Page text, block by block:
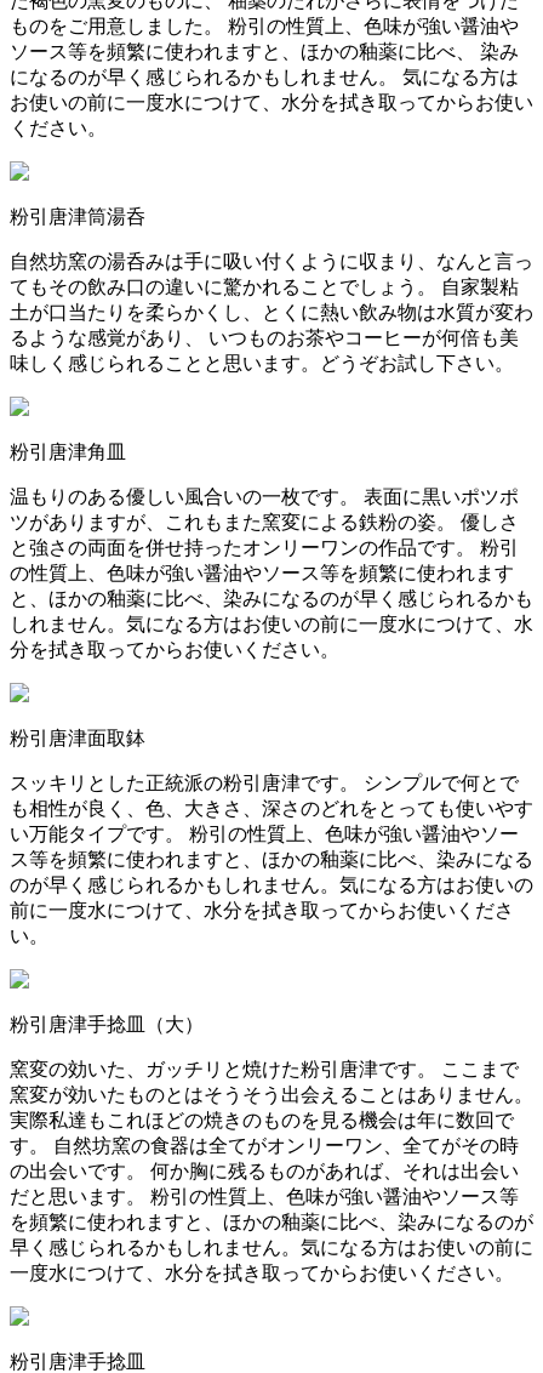
ものをご用意しました。
粉引の性質上、色味が強い醤油や
ソース等を頻繁に使われますと、ほかの釉薬に比べ、 染み
になるのが早く感じられるかもしれません。 気になる方は
お使いの前に一度水につけて、水分を拭き取ってからお使い
ください。
粉引唐津筒湯呑
自然坊窯の湯呑みは手に吸い付くように収まり、 なんと言っ
てもその飲み口の違いに驚かれることでしょう。
自家製粘
土が口当たりを柔らかくし、
とくに熱い飲み物は水質が変わ
るような感覚があり、 いつものお茶やコーヒーが何倍も美
味しく感じられることと思います。
どうぞお試し下さい。
粉引唐津角皿
温もりのある優しい風合いの一枚です。
表面に黒いポツポ
ツがありますが、これもまた窯変による鉄粉の姿。
優しさ
と強さの両面を併せ持ったオンリーワンの作品です。
粉引
の性質上、色味が強い醤油やソース等を頻繁に使われます
と、ほかの釉薬に比べ、染みになるのが早く感じられるかも
しれません。 気になる方はお使いの前に一度水につけて、水
分を拭き取ってからお使いください。
粉引唐津面取鉢
スッキリとした正統派の粉引唐津です。
シンプルで何とで
も相性が良く、色、大きさ、 深さのどれをとっても使いやす
い万能タイプです。
粉引の性質上、色味が強い醤油やソー
ス等を頻繁に使われますと、ほかの釉薬に比べ、染みになる
のが早く感じられるかもしれません。 気になる方はお使いの
前に一度水につけて、水分を拭き取ってからお使いくださ
い。
粉引唐津手捻皿（大）
窯変の効いた、ガッチリと焼けた粉引唐津です。
ここまで
窯変が効いたものとはそうそう出会えることはありません。
実際私達もこれほどの焼きのものを見る機会は年に数回で
す。 自然坊窯の食器は全てがオンリーワン、全てがその時
の出会いです。
何か胸に残るものがあれば、それは出会い
だと思います。
粉引の性質上、色味が強い醤油やソース等
を頻繁に使われますと、ほかの釉薬に比べ、染みになるのが
早く感じられるかもしれません。 気になる方はお使いの前に
一度水につけて、水分を拭き取ってからお使いください。
粉引唐津手捻皿